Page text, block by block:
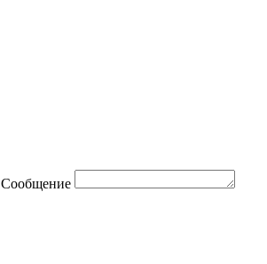
Сообщение